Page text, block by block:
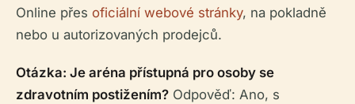
Online přes oficiální webové stránky, na pokladně
nebo u autorizovaných prodejců.
Otázka: Je aréna přístupná pro osoby se
zdravotním postižením? Odpověď: Ano, s